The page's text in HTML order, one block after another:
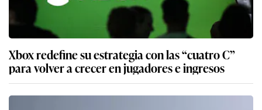
Xbox redefine su estrategia con las “cuatro C”
para volver a crecer en jugadores e ingresos